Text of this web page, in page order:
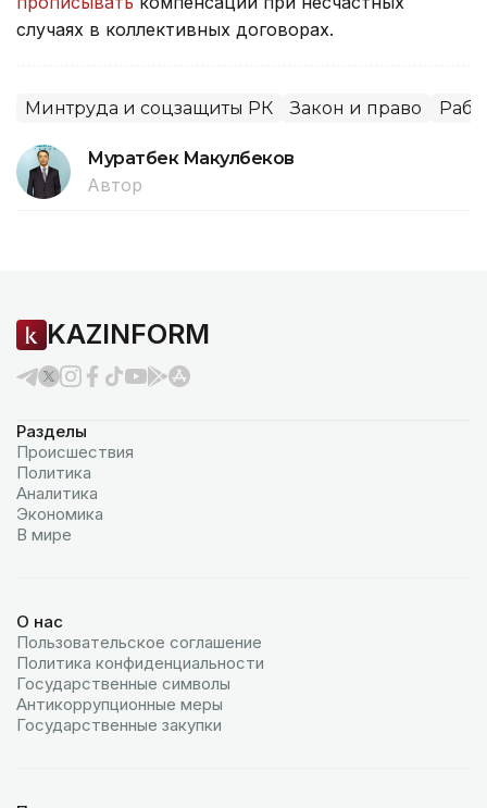
случаях в коллективных договорах.
Минтруда и соцзащиты РК Закон и право
Муратбек Макулбеков
Автор
KAZINFORM
Разделы
Происшествия
Политика
Аналитика
Экономика
В мире
О нас
Пользовательское соглашение
Политика конфиденциальности
Государственные символы
Антикоррупционные меры
Государственные закупки